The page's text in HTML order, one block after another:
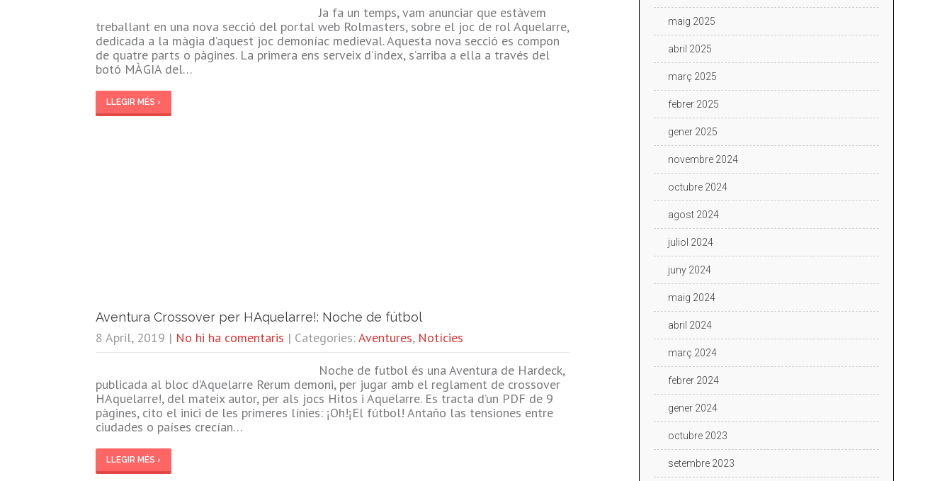
Ja fa un temps, vam anunciar que estàvem
treballant en una nova secció del portal web Rolmasters, sobre el joc de rol Aquelarre,
dedicada a la màgia d’aquest joc demoníac medieval. Aquesta nova secció es compon
de quatre parts o pàgines. La primera ens serveix d’índex, s’arriba a ella a través del
botó MÀGIA del…
LLEGIR MÉS ›
Aventura Crossover per HAquelarre!: Noche de fútbol
8 April, 2019 | No hi ha comentaris | Categories:Aventures, Notícies
Noche de futbol és una Aventura de Hardeck,
publicada al bloc d’Aquelarre Rerum demoni, per jugar amb el reglament de crossover
HAquelarre!, del mateix autor, per als jocs Hitos i Aquelarre. Es tracta d’un PDF de 9
pàgines, cito el inici de les primeres línies: ¡Oh!¡El fútbol! Antaño las tensiones entre
ciudades o países crecían…
LLEGIR MÉS ›
maig 2025
abril 2025
març 2025
febrer 2025
gener 2025
novembre 2024
octubre 2024
agost 2024
juliol 2024
juny 2024
maig 2024
abril 2024
març 2024
febrer 2024
gener 2024
octubre 2023
setembre 2023